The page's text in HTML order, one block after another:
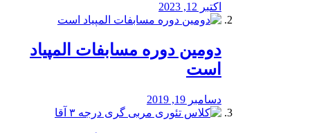
اکتبر 12, 2023
دومین دوره مسابفات المپیاد
است
دسامبر 19, 2019